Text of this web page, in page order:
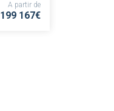
A partir de
199 167€